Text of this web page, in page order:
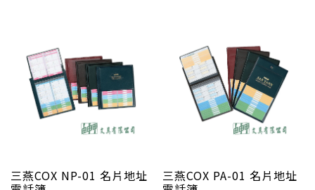
三燕COX NP-01 名片地址 三燕COX PA-01 名片地址